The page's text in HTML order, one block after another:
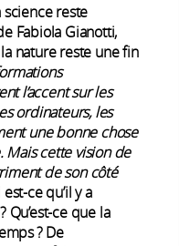
science reste
Fabiola Gianotti,
nature reste une fin
l’accent sur les
ordinateurs, les
une bonne chose
Mais cette vision de
de son côté
ce qu’il y a
ce que la
? De